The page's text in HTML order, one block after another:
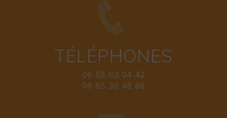
TÉLÉPHONES
06 58 63 04 42
06 65 30 48 86